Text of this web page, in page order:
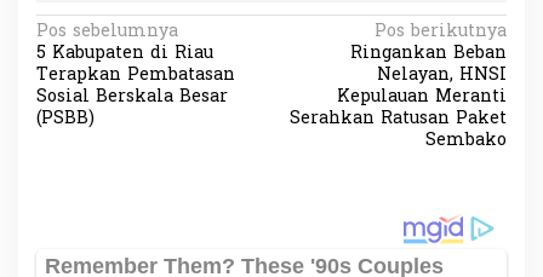
N
a
v
i
Pos sebelumnya
5 Kabupaten di Riau
Terapkan Pembatasan
Sosial Berskala Besar
(PSBB)
Pos berikutnya
Ringankan Beban
Nelayan, HNSI
Kepulauan Meranti
Serahkan Ratusan Paket
Sembako